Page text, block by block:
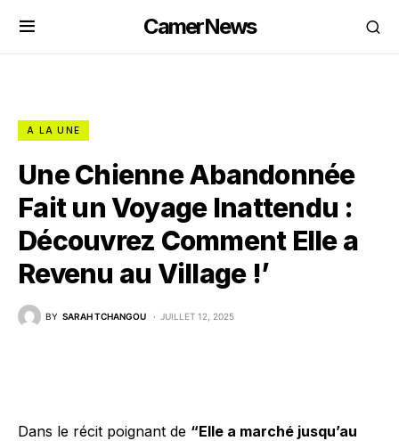
CamerNews
A LA UNE
Une Chienne Abandonnée
Fait un Voyage Inattendu :
Découvrez Comment Elle a
Revenu au Village !’
BY SARAH TCHANGOU JUILLET 12, 2025
Dans le récit poignant de “Elle a marché jusqu’au